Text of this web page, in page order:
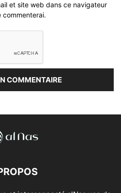
et site web dans ce navigateur
commenterai.